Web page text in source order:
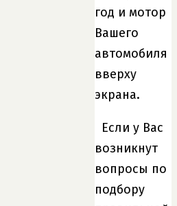
год и мотор
Вашего
автомобиля
вверху
экрана.
Если у Вас
возникнут
вопросы по
подбору